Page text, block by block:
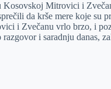
Kosovskoj Mitrovici i
da krše mere koje su
i Zvečanu vrlo brzo, i
i saradnju danas,